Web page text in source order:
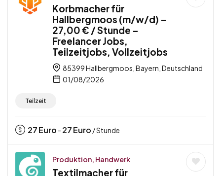
Korbmacher für
Hallbergmoos (m/w/d) –
27,00 € / Stunde –
Freelancer Jobs,
Teilzeitjobs, Vollzeitjobs
85399 Hallbergmoos, Bayern, Deutschland
01/08/2026
Teilzeit
27Euro - 27Euro / Stunde
Produktion, Handwerk
Textilmacher für